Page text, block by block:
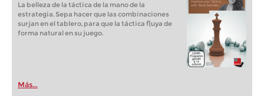
La belleza de la táctica de la mano de la
estrategia. Sepa hacer que las combinaciones
surjan en el tablero, para que la táctica fluya de
forma natural en su juego.
Más...